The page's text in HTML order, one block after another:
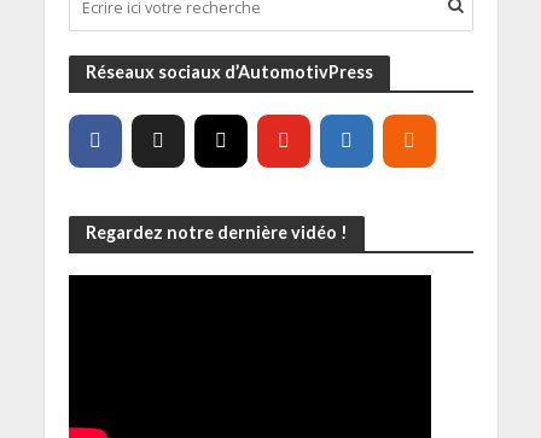
Réseaux sociaux d’AutomotivPress
Regardez notre dernière vidéo !